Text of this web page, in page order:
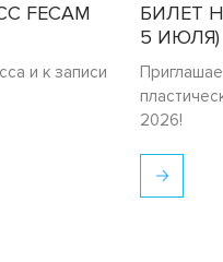
FECAM
и к записи
БИЛЕТ
5 ИЮЛЯ)
2026!